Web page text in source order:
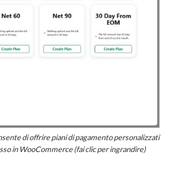
di offrire piani di pagamento personalizzati
in WooCommerce (fai clic per ingrandire)